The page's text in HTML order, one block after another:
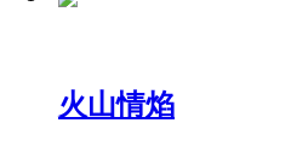
火山情焰